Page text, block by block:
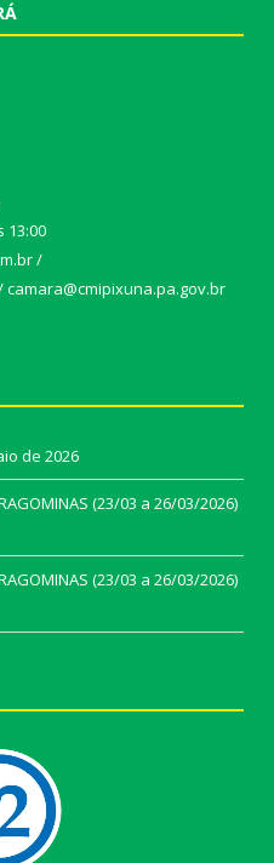
13:00
/
de 2026
(23/03 a 26/03/2026)
(23/03 a 26/03/2026)